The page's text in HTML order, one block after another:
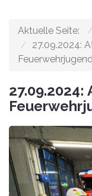
Aktuelle Seite:
27.09.2024: